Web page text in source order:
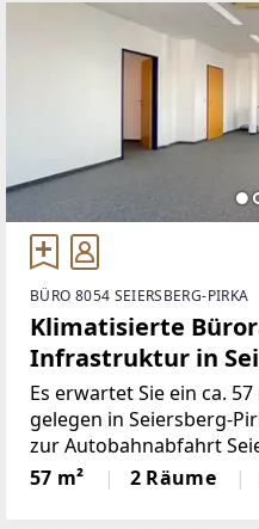
BÜRO 8054 SEIERSBERG-PIRKA
Klimatisierte
Infrastruktur in
Es erwartet Sie ein ca.
gelegen in Seiersberg-
zur Autobahnabfahrt
befindet sich im 1.
Bürogebäudes direkt
57 m² 2 Räume